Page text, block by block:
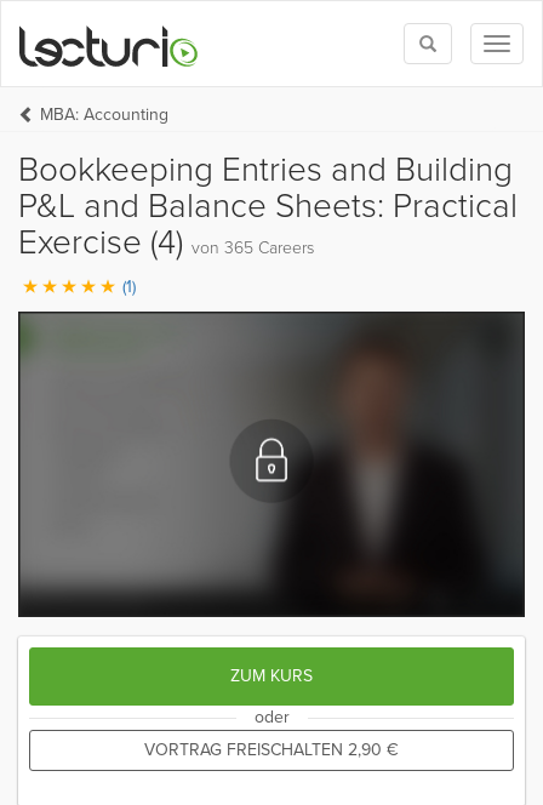
Toggle
search
MBA: Accounting
Bookkeeping Entries and Building
P&L and Balance Sheets: Practical
Exercise (4) von 365 Careers
(1)
ZUM KURS
oder
VORTRAG FREISCHALTEN 2,90 €